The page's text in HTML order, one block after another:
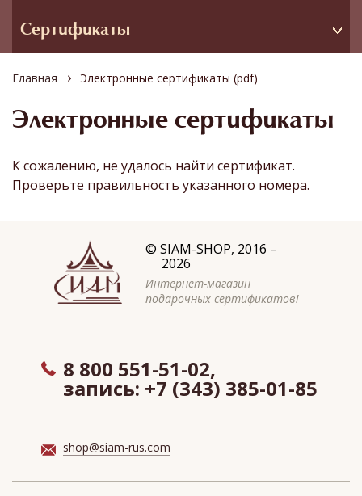
Сертификаты
Главная › Электронные сертификаты (pdf)
Электронные сертификаты
К сожалению, не удалось найти сертификат.
Проверьте правильность указанного номера.
© SIAM-SHOP, 2016 –
2026
Интернет-магазин
подарочных сертификатов!
8 800 551-51-02,
запись: +7 (343) 385-01-85
shop@siam-rus.com